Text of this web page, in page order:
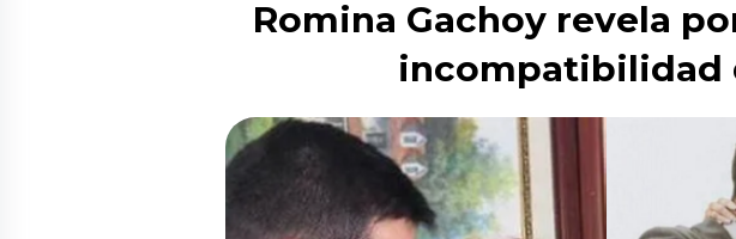
Romina Gachoy revela
incompatibilidad